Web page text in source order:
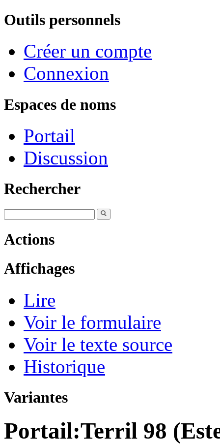
Outils personnels
Créer un compte
Connexion
Espaces de noms
Portail
Discussion
Rechercher
Actions
Affichages
Lire
Voir le formulaire
Voir le texte source
Historique
Variantes
Portail:Terril 98